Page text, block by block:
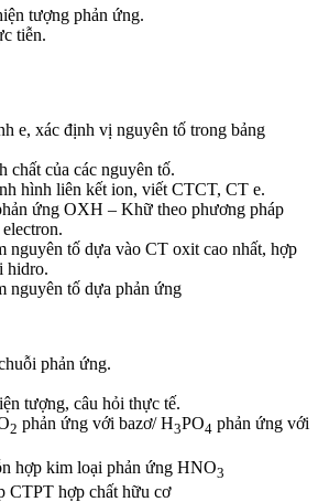
tượng phản ứng.
tiễn.
e, xác định vị nguyên tố trong bảng
chất của các nguyên tố.
hình liên kết ion, viết CTCT, CT e.
ứng OXH – Khữ theo phương pháp
nguyên tố dựa vào CT oxit cao nhất, hợp
hidro.
nguyên tố dựa phản ứng
phản ứng.
tượng, câu hỏi thực tế.
2 phản ứng với bazơ/ H3PO4 phản ứng với
hợp kim loại phản ứng HNO3
CTPT hợp chất hữu cơ